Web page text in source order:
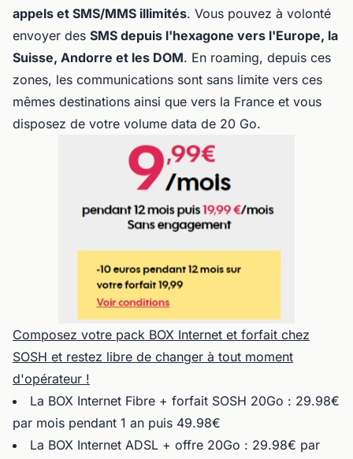
appels et SMS/MMS illimités. Vous pouvez à volonté
envoyer des SMS depuis l'hexagone vers l'Europe, la
Suisse, Andorre et les DOM. En roaming, depuis ces
zones, les communications sont sans limite vers ces
mêmes destinations ainsi que vers la France et vous
disposez de votre volume data de 20 Go.
Composez votre pack BOX Internet et forfait chez
SOSH et restez libre de changer à tout moment
d'opérateur !
La BOX Internet Fibre + forfait SOSH 20Go : 29.98€
par mois pendant 1 an puis 49.98€
La BOX Internet ADSL + offre 20Go : 29.98€ par